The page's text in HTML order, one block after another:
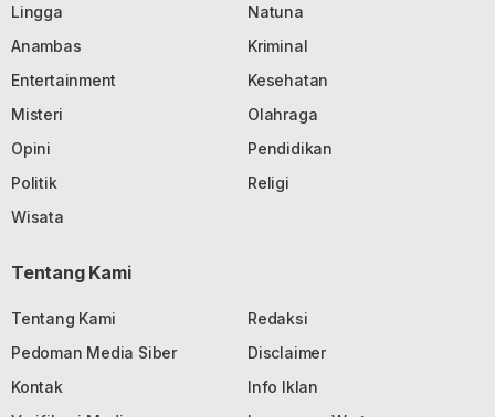
Lingga
Natuna
Anambas
Kriminal
Entertainment
Kesehatan
Misteri
Olahraga
Opini
Pendidikan
Politik
Religi
Wisata
Tentang Kami
Tentang Kami
Redaksi
Pedoman Media Siber
Disclaimer
Kontak
Info Iklan